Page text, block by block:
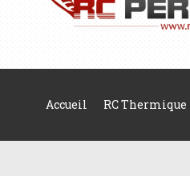
Accueil RC Thermique